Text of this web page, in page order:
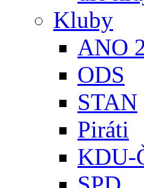
Kluby
ANO
ODS
STAN
Piráti
KDU-